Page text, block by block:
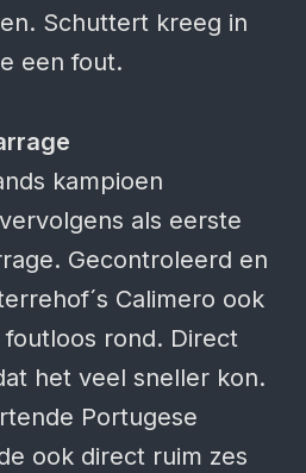
Schuttert kreeg in
een fout.
kampioen
als eerste
Gecontroleerd en
Calimero ook
rond. Direct
het veel sneller kon.
Portugese
ook direct ruim zes